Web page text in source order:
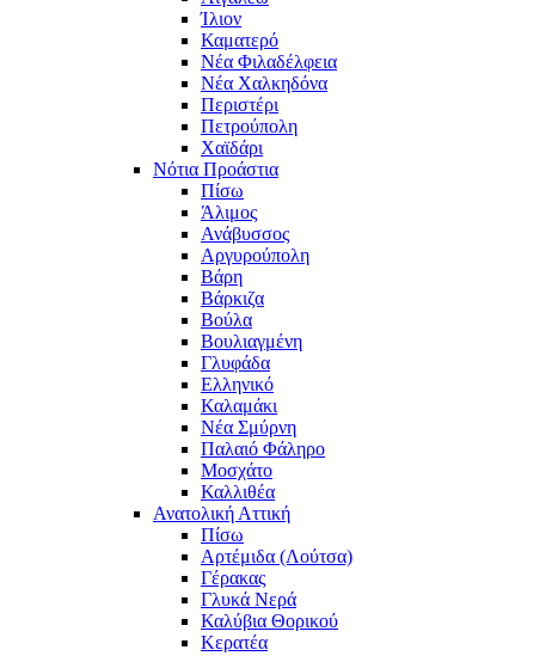
Ίλιον
Καματερό
Νέα Φιλαδέλφεια
Νέα Χαλκηδόνα
Περιστέρι
Πετρούπολη
Χαϊδάρι
Νότια Προάστια
Πίσω
Άλιμος
Ανάβυσσος
Αργυρούπολη
Βάρη
Βάρκιζα
Βούλα
Βουλιαγμένη
Γλυφάδα
Ελληνικό
Καλαμάκι
Νέα Σμύρνη
Παλαιό Φάληρο
Μοσχάτο
Καλλιθέα
Ανατολική Αττική
Πίσω
Αρτέμιδα (Λούτσα)
Γέρακας
Γλυκά Νερά
Καλύβια Θορικού
Κερατέα